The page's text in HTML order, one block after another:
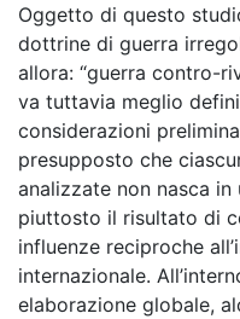
Oggetto di questo
dottrine di guerra
allora: “guerra contro-
va tuttavia meglio
considerazioni
presupposto che
analizzate non nasca
piuttosto il risultato di
influenze reciproche
internazionale.
elaborazione globale,